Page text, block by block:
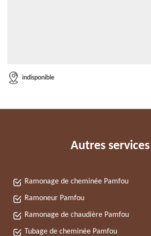
indisponible
Autres services
Ramonage de cheminée Pamfou
Ramoneur Pamfou
Ramonage de chaudière Pamfou
Tubage de cheminée Pamfou